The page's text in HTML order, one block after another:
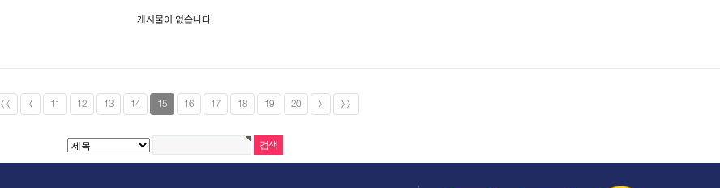
게시물이 없습니다.
<< < 11 12 13 14 15 16 17 18 19 20 > >>